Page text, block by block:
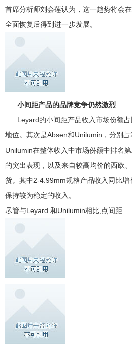
首席分析师刘会莲认为，这一趋势将会
全面恢复后得到进一步发展。
小间距产品的品牌竞争仍然激烈
Leyard的小间距产品收入市场份额占
地位。其次是Absen和Unilumin，分别占
Unilumin在整体收入中市场份额中排名
的突出表现，以及来自较高均价的西欧
货。其中2-4.99mm规格产品收入同比
保持较为稳定的收入。
尽管与Leyard 和Unilumin相比,点间距